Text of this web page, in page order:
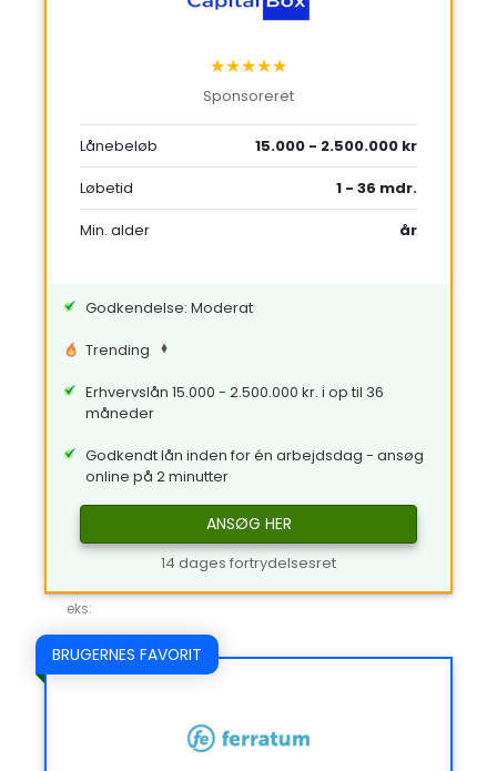
★★★★★
Sponsoreret
Lånebeløb
15.000 - 2.500.000 kr
Løbetid
1 - 36 mdr.
Min. alder
år
Godkendelse: Moderat
Trending
Erhvervslån 15.000 - 2.500.000 kr. i op til 36
måneder
Godkendt lån inden for én arbejdsdag - ansøg
online på 2 minutter
ANSØG HER
14 dages fortrydelsesret
eks:
BRUGERNES FAVORIT